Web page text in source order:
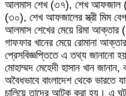
আলমাস শেখ (৩৭), শেখ আফজাল
(৩০), শেখ আফজালের স্ত্রী মিম
আলমাস শেখের মেয়ে রিমা আক্তার
গাফফার খানের মেয়ে রোমানা
প্রেসবিজ্ঞপ্তিতে এ তথ্য জানানো
মোহাম্মদ মেহেদী হাসান খান
অবৈধভাবে বাংলাদেশ থেকে ভারতে
চালিয়ে তাদের আটক করা হয়। এ